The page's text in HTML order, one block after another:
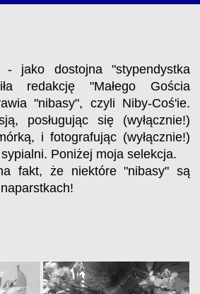
jako dostojna "stypendystka
redakcję "Małego Gościa
"nibasy", czyli Niby-Coś'ie.
posługując się (wyłącznie!)
i fotografując (wyłącznie!)
Poniżej moja selekcja.
fakt, że niektóre "nibasy" są